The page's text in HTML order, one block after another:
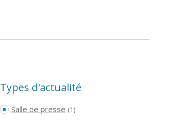
Types d'actualité
Salle de presse (1)